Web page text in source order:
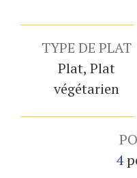
TYPE DE PLAT
Plat, Plat
végétarien
4